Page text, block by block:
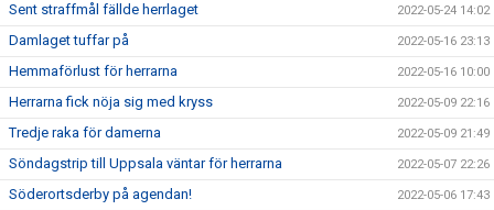
Sent straffmål fällde herrlaget 2022-05-24 14:02
Damlaget tuffar på 2022-05-16 23:13
Hemmaförlust för herrarna 2022-05-16 10:00
Herrarna fick nöja sig med kryss 2022-05-09 22:16
Tredje raka för damerna 2022-05-09 21:49
Söndagstrip till Uppsala väntar för herrarna 2022-05-07 22:26
Söderortsderby på agendan! 2022-05-06 17:43